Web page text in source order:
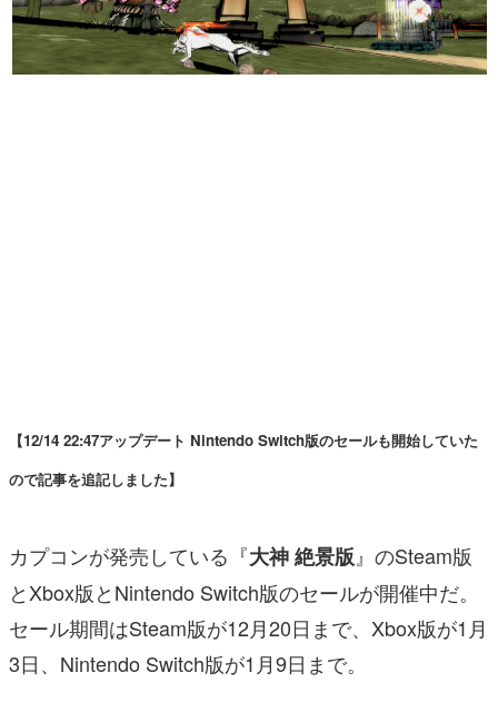
特集記事
マンガ
【12/14 22:47アップデート Nintendo Switch版のセールも開始していた
ので記事を追記しました】
カプコンが発売している『大神 絶景版 』のSteam版
とXbox版とNintendo Switch版のセールが開催中だ。
セール期間はSteam版が12月20日まで、Xbox版が1月
3日、Nintendo Switch版が1月9日まで。